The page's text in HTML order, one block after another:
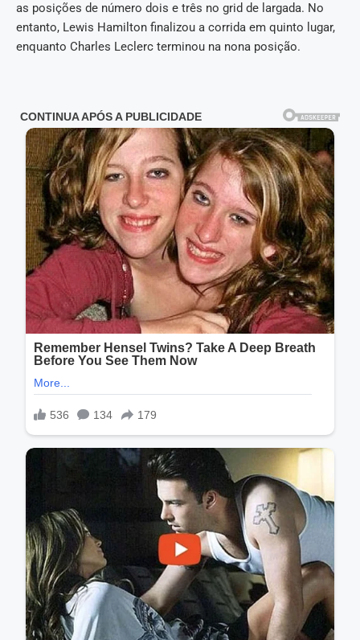
as posições de número dois e três no grid de largada. No
entanto, Lewis Hamilton finalizou a corrida em quinto lugar,
enquanto Charles Leclerc terminou na nona posição.